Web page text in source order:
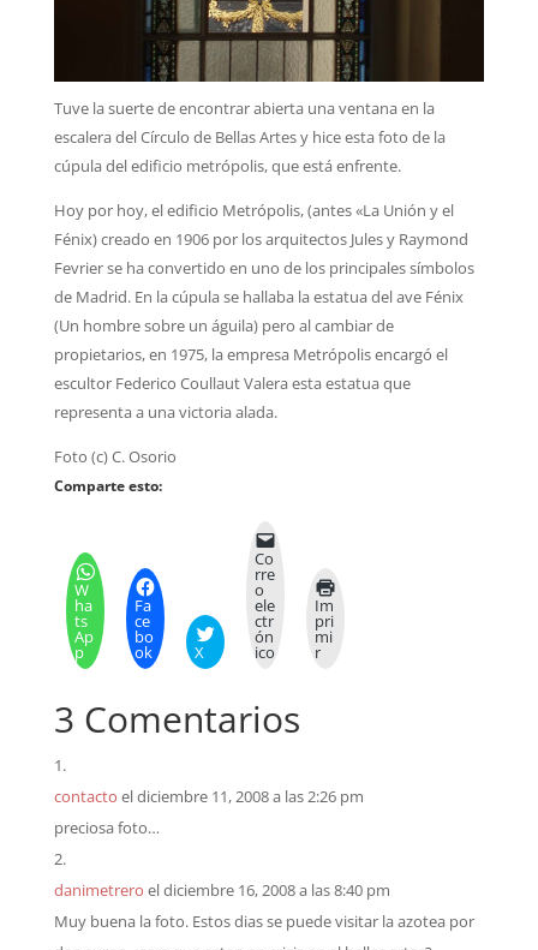
Tuve la suerte de encontrar abierta una ventana en la
escalera del Círculo de Bellas Artes y hice esta foto de la
cúpula del edificio metrópolis, que está enfrente.
Hoy por hoy, el edificio Metrópolis, (antes «La Unión y el
Fénix) creado en 1906 por los arquitectos Jules y Raymond
Fevrier se ha convertido en uno de los principales símbolos
de Madrid. En la cúpula se hallaba la estatua del ave Fénix
(Un hombre sobre un águila) pero al cambiar de
propietarios, en 1975, la empresa Metrópolis encargó el
escultor Federico Coullaut Valera esta estatua que
representa a una victoria alada.
Foto (c) C. Osorio
Comparte esto:
W
ha
ts
Ap
p
Fa
ce
bo
ok X
Co
rre
o
ele
ctr
ón
ico
Im
pri
mi
r
3 Comentarios
contacto el diciembre 11, 2008 a las 2:26 pm
preciosa foto…
danimetrero el diciembre 16, 2008 a las 8:40 pm
Muy buena la foto. Estos dias se puede visitar la azotea por